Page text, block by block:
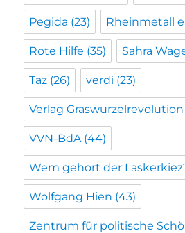
Pegida (23) Rheinmetall
Rote Hilfe (35) Sahra
Taz (26) verdi (23)
Verlag Graswurzelrevolution
VVN-BdA (44)
Wem gehört der
Wolfgang Hien (43)
Zentrum für politische